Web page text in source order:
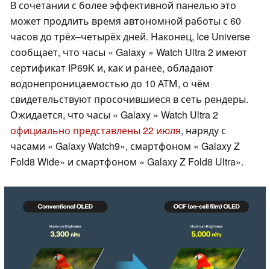
В сочетании с более эффективной панелью это
может продлить время автономной работы с 60
часов до трёх–четырёх дней. Наконец, Ice Universe
сообщает, что часы « Galaxy » Watch Ultra 2 имеют
сертификат IP69K и, как и ранее, обладают
водонепроницаемостью до 10 АТМ, о чём
свидетельствуют просочившиеся в сеть рендеры.
Ожидается, что часы « Galaxy » Watch Ultra 2
официально представлены 22 июля, наряду с
часами « Galaxy Watch9», смартфоном « Galaxy Z
Fold8 Wide» и смартфоном « Galaxy Z Fold8 Ultra».